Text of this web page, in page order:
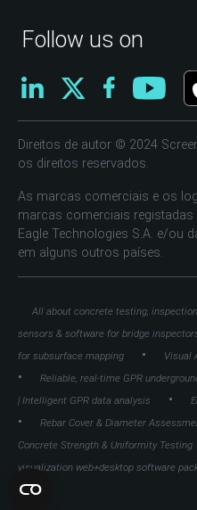
Follow us on
Direitos de autor © 2024
os direitos reservados.
As marcas comerciais e os
marcas comerciais registadas
Eagle Technologies S.A. e/ou
em alguns outros países.
All about concrete testing,
sensors & software for bridge
for subsurface mapping
• Visual
• Reliable, real-time GPR
| Intelligent GPR data analysis
•
• Rebar Cover & Diameter
Concrete Strength & Uniformity Testing
visualization web+desktop software